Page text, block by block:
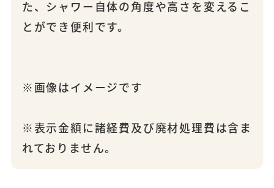
た、シャワー自体の角度や高さを変えるこ
とができ便利です。
※画像はイメージです
※表示金額に諸経費及び廃材処理費は含ま
れておりません。